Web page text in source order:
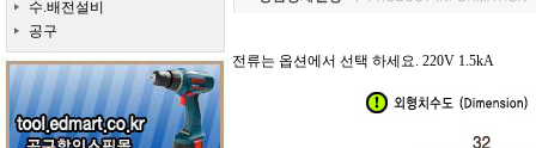
수.배전설비
공구
전류는 옵션에서 선택 하세요. 220V 1.5kA